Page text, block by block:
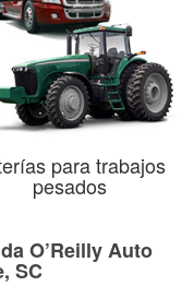
para trabajos
pesados
O’Reilly Auto
SC